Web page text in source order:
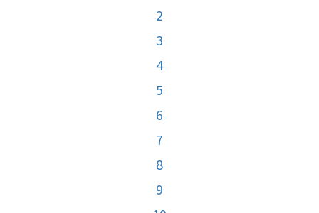
2
3
4
5
6
7
8
9